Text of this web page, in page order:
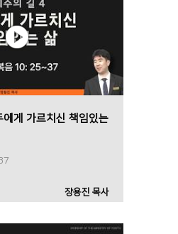
게 가르치신 책임있는
장용진 목사